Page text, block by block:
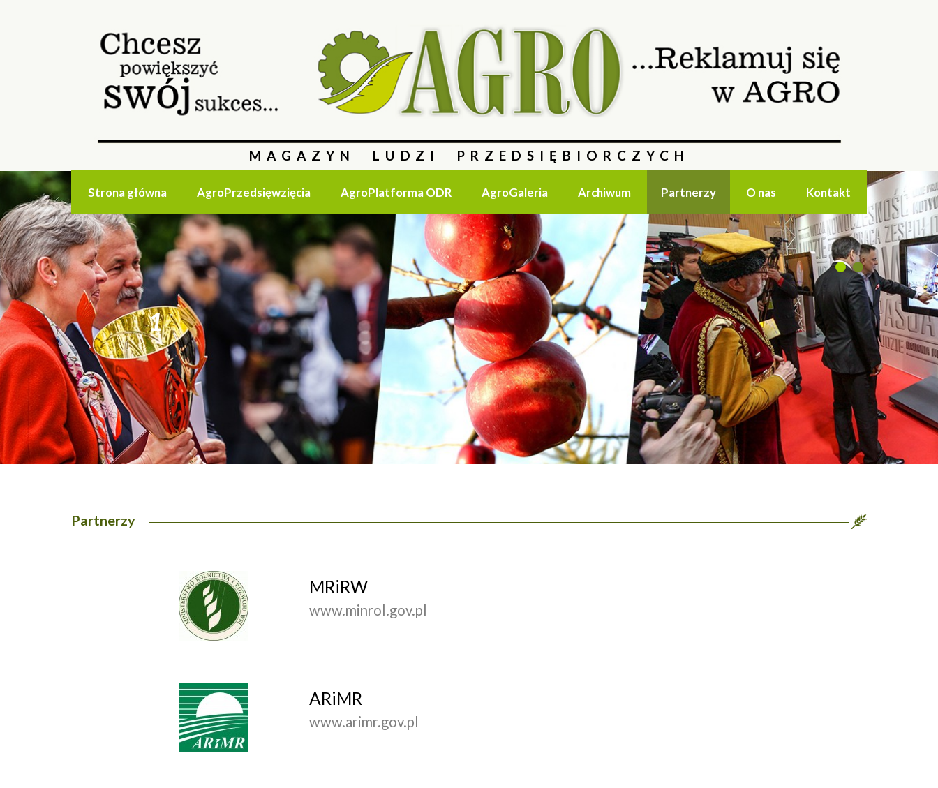
MAGAZYN LUDZI PRZEDSIĘBIORCZYCH
Strona główna AgroPrzedsięwzięcia AgroPlatforma ODR AgroGaleria Archiwum Partnerzy O nas Kontakt
1
1 2
Partnerzy
MRiRW
www.minrol.gov.pl
ARiMR
www.arimr.gov.pl